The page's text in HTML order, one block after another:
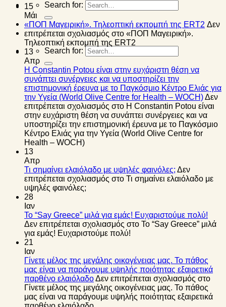
Search for:
Search for:
15
Μάι
«ΠΟΠ Μαγειρική». Τηλεοπτική εκπομπή της ERT2 Δεν
επιτρέπεται σχολιασμός στο «ΠΟΠ Μαγειρική».
Τηλεοπτική εκπομπή της ERT2
13
Απρ
Η Constantin Potou είναι στην ευχάριστη θέση να
συνάπτει συνέργειες και να υποστηρίζει την
επιστημονική έρευνα με το Παγκόσμιο Κέντρο Ελιάς για
την Υγεία (World Olive Centre for Health – WOCH)Δεν
επιτρέπεται σχολιασμός στο Η Constantin Potou είναι
στην ευχάριστη θέση να συνάπτει συνέργειες και να
υποστηρίζει την επιστημονική έρευνα με το Παγκόσμιο
Κέντρο Ελιάς για την Υγεία (World Olive Centre for
Health – WOCH)
13
Απρ
Τι σημαίνει ελαιόλαδο με υψηλές φαινόλες; Δεν
επιτρέπεται σχολιασμός στο Τι σημαίνει ελαιόλαδο με
υψηλές φαινόλες;
28
Ιαν
Το “Say Greece” μιλά για εμάς! Ευχαριστούμε πολύ!
Δεν επιτρέπεται σχολιασμός στο Το “Say Greece” μιλά
για εμάς! Ευχαριστούμε πολύ!
21
Ιαν
Γίνετε μέλος της μεγάλης οικογένειας μας. Το πάθος
μας είναι να παράγουμε υψηλής ποιότητας εξαιρετικά
παρθένο ελαιόλαδοΔεν επιτρέπεται σχολιασμός στο
Γίνετε μέλος της μεγάλης οικογένειας μας. Το πάθος
μας είναι να παράγουμε υψηλής ποιότητας εξαιρετικά